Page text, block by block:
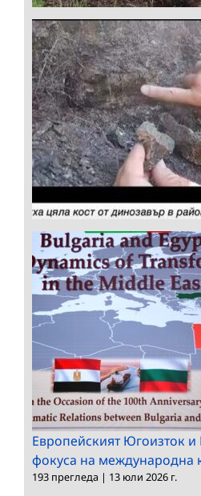
Европейският Югоизток и
фокуса на международна
193 прегледа | 13 юли 2026 г.